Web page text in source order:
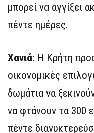
μπορεί να αγγίξει
πέντε ημέρες.
Χανιά: Η Κρήτη
οικονομικές
δωμάτια να
να φτάνουν τα 300
πέντε